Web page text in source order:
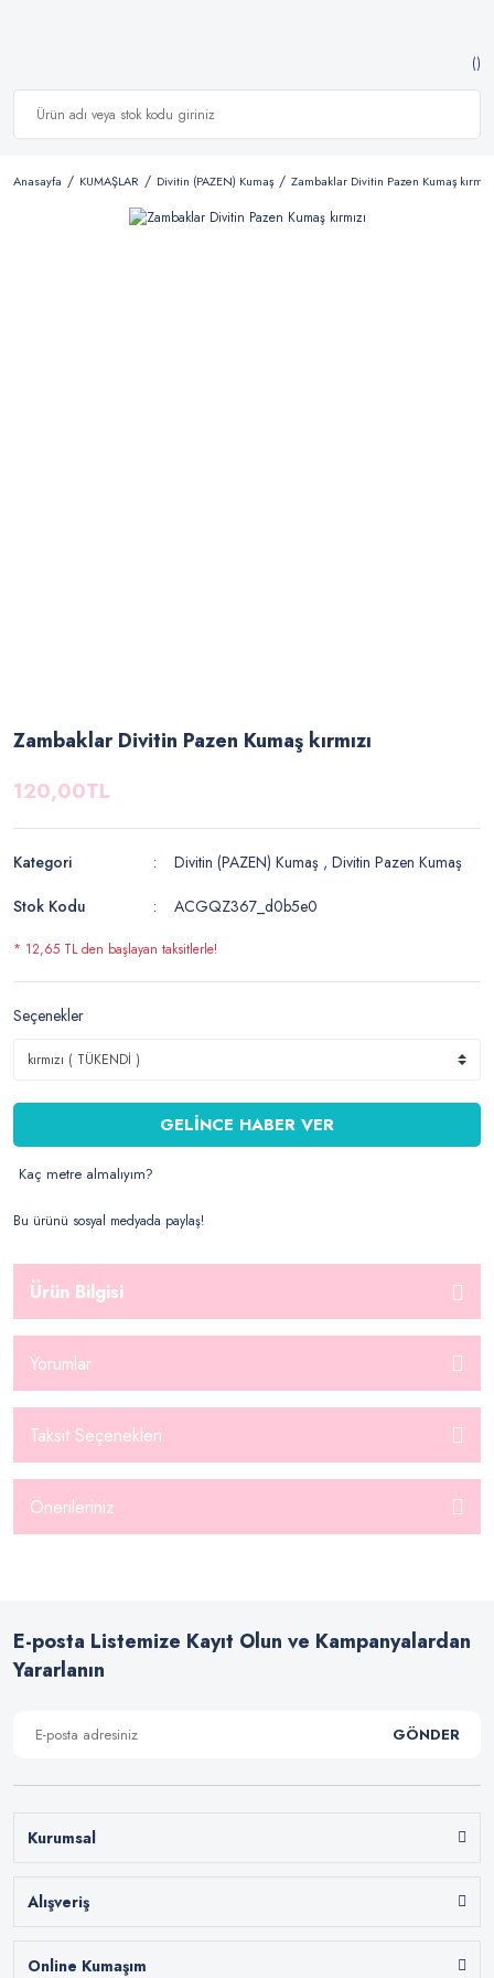
Anasayfa KUMAŞLAR Divitin (PAZEN) Kumaş Zambaklar Divitin Pazen Kumaş kırmızı
Zambaklar Divitin Pazen Kumaş kırmızı
120,00TL
Kategori Divitin (PAZEN) Kumaş ,Divitin Pazen Kumaş
Stok Kodu
ACGQZ367_d0b5e0
* 12,65 TL den başlayan taksitlerle!
Seçenekler
GELİNCE HABER VER
Kaç metre almalıyım?
Bu ürünü sosyal medyada paylaş!
Ürün Bilgisi
Yorumlar
Taksit Seçenekleri
Önerileriniz
E-posta Listemize Kayıt Olun ve Kampanyalardan
Yararlanın
GÖNDER
Kurumsal
Alışveriş
Online Kumaşım